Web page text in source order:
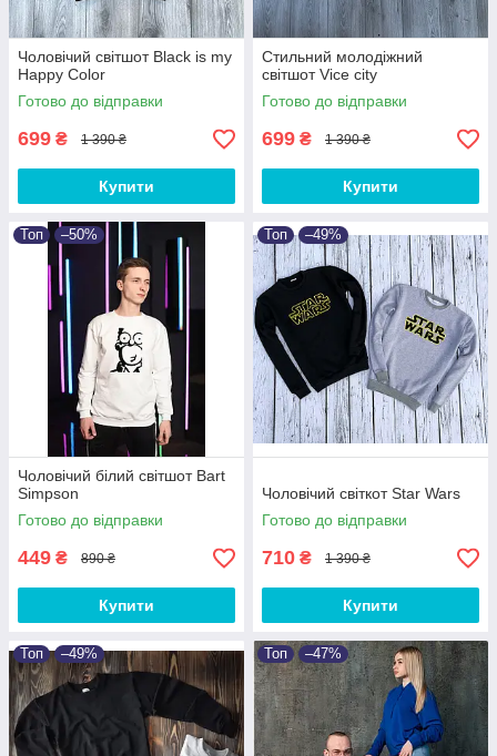
Чоловічий світшот Black is my
Happy Color
Готово до відправки
699 ₴ 1 390 ₴
Купити
Стильний молодіжний
світшот Vice city
Готово до відправки
699 ₴ 1 390 ₴
Купити
Топ –50%
Чоловічий білий світшот Bart
Simpson
Готово до відправки
449 ₴ 890 ₴
Купити
Топ –49%
Чоловічий світкот Star Wars
Готово до відправки
710 ₴ 1 390 ₴
Купити
Топ –49% Топ –47%